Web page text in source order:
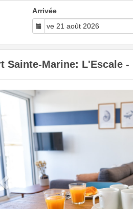
Arrivée
Sainte-Marine: L'Escale
Previous